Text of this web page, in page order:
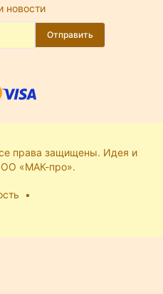
новости
Отправить
права защищены. Идея и
«МАК-про».